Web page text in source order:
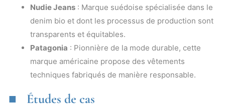
Nudie Jeans : Marque suédoise spécialisée dans le
denim bio et dont les processus de production sont
transparents et équitables.
Patagonia : Pionnière de la mode durable, cette
marque américaine propose des vêtements
techniques fabriqués de manière responsable.
Études de cas